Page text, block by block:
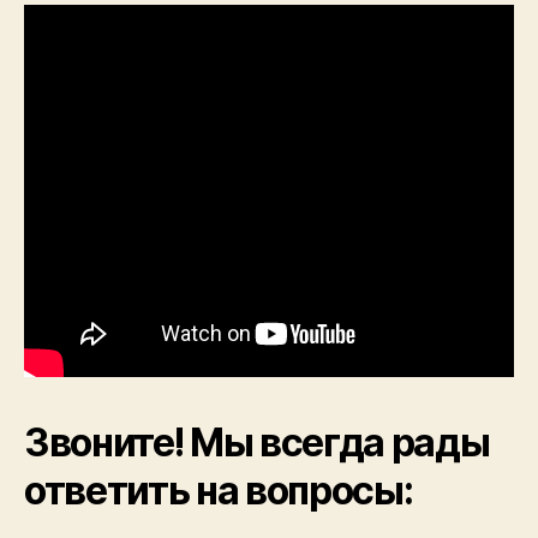
Звоните! Мы всегда рады
ответить на вопросы: